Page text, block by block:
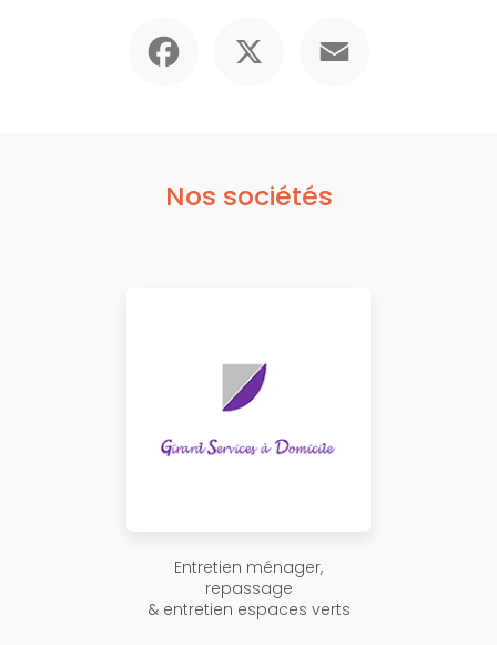
Nos sociétés
Entretien ménager,
repassage
& entretien espaces verts